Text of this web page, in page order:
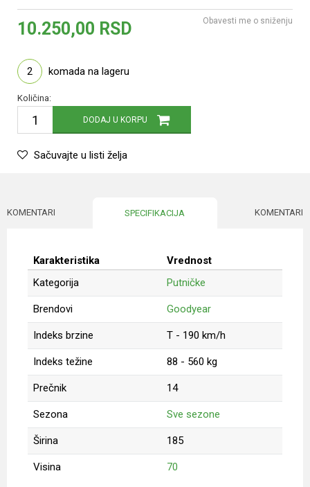
10.250,00 RSD Obavesti me o sniženju
2 komada na lageru
Količina:
DODAJ U KORPU
Sačuvajte u listi želja
KOMENTARI SPECIFIKACIJA KOMENTARI
Karakteristika
Vrednost
Kategorija
Putničke
Brendovi Goodyear
Indeks brzine T - 190 km/h
Indeks težine 88 - 560 kg
Prečnik 14
Sezona Sve sezone
Širina 185
Visina 70